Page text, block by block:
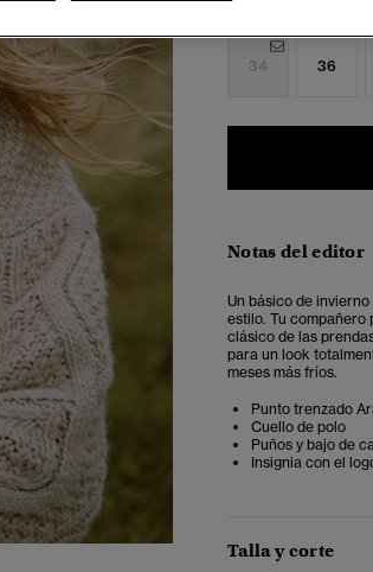
34 36
Notas del editor
Un básico de
estilo. Tu compañero
clásico de las
para un look
meses más fríos.
Punto trenzado
Cuello de polo
Puños y bajo de
Insignia con el
Talla y corte